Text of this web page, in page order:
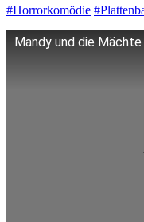
#Horrorkomödie
Mandy und die